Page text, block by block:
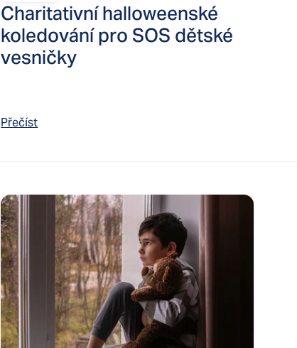
Charitativní halloweenské
koledování pro SOS dětské
vesničky
Přečíst